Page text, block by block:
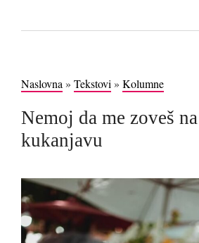
Naslovna » Tekstovi » Kolumne
Nemoj da me zoveš
kukanjavu